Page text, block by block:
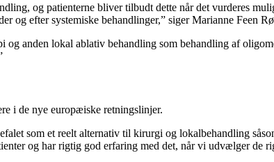
og patienterne bliver tilbudt dette når det vurderes
og efter systemiske behandlinger,” siger Marianne Feen
og anden lokal ablativ behandling som behandling af
i de nye europæiske retningslinjer.
som et reelt alternativ til kirurgi og lokalbehandling
og har rigtig god erfaring med det, når vi udvælger de